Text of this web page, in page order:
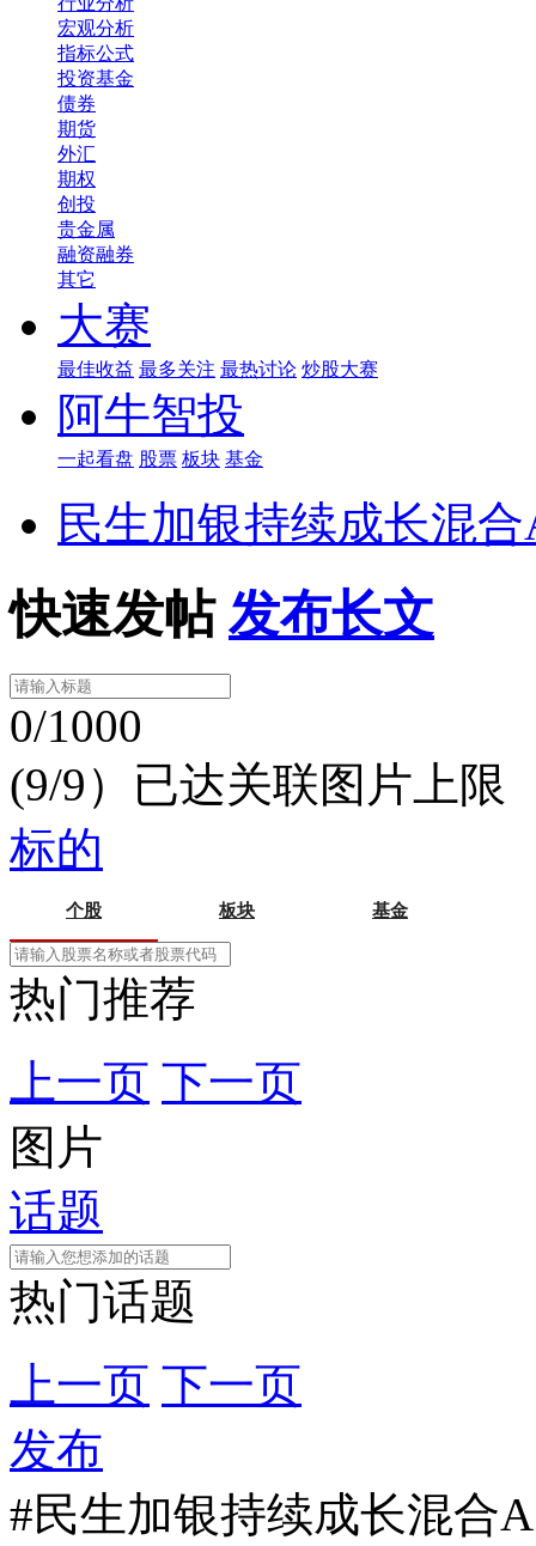
宏观分析
指标公式
投资基金
债券
期货
外汇
期权
创投
贵金属
融资融券
其它
大赛
最佳收益 最多关注 最热讨论 炒股大赛
阿牛智投
一起看盘 股票 板块 基金
民生加银持续成长混合
快速发帖 发布长文
0/1000
(9/9）已达关联图片上限
标的
个股 板块 基金
热门推荐
上一页 下一页
图片
话题
热门话题
上一页 下一页
发布
#民生加银持续成长混合